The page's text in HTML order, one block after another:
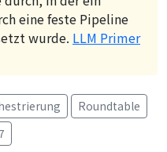
eine feste Pipeline
wurde. LLM Primer
Roundtable